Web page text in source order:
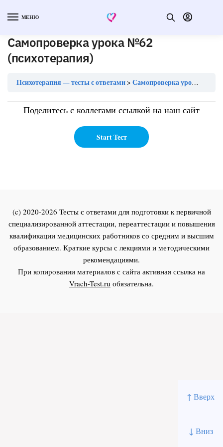
↑ Вверх
↓ Вниз
МЕНЮ
Самопроверка урока №62
(психотерапия)
Психотерапия — тесты с ответами Самопроверка урока №62 (психотерапия)
Поделитесь с коллегами ссылкой на наш сайт
(c) 2020-2026 Тесты с ответами для подготовки к первичной
специализированной аттестации, переаттестации и повышения
квалификации медицинских работников со средним и высшим
образованием. Краткие курсы с лекциями и методическими
рекомендациями.
При копировании материалов с сайта активная ссылка на
Vrach-Test.ru обязательна.